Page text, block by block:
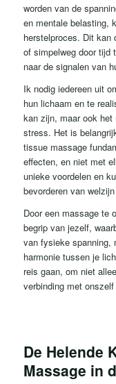
worden van de
en mentale belasting,
herstelproces. Dit kan
of simpelweg door tijd
naar de signalen van
Ik nodig iedereen uit
hun lichaam en te
kan zijn, maar ook
stress. Het is
tissue massage
effecten, en niet met
unieke voordelen en
bevorderen van
Door een massage te
begrip van jezelf,
van fysieke spanning,
harmonie tussen je
reis gaan, om niet
verbinding met
De Helende
Massage in